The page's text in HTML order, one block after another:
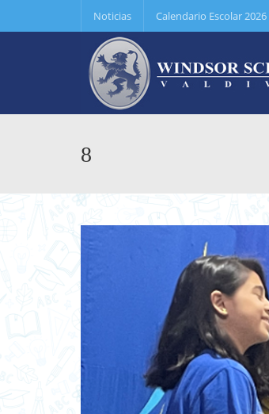
Noticias Calendario Escolar 2026
8